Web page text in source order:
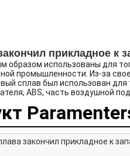
прикладное к
использованы для
промышленности. Из-за
сплав был использован
ABS, часть воздушной
закончил прикладное к